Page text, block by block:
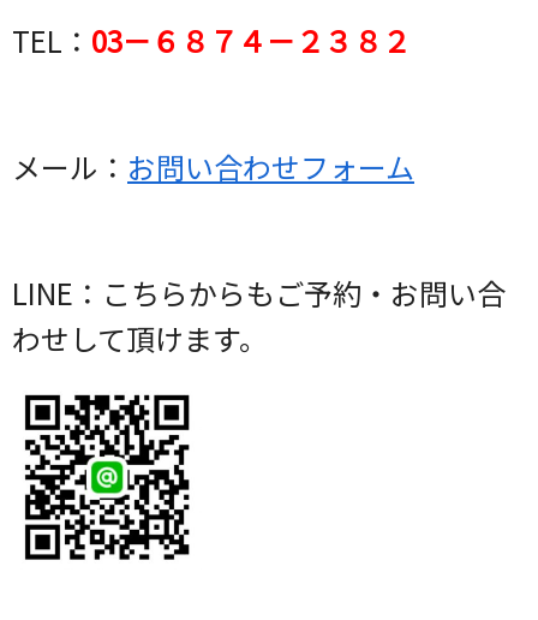
TEL： 03－６８７４－２３８２
メール： お問い合わせフォーム
LINE：こちらからもご予約・お問い合
わせして頂けます。